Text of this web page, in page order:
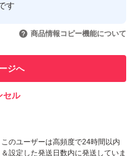
引を完了させた実績があります
での取引実績があります
このユーザーは高頻度で24時間以内
＆設定した発送日数内に発送していま
す
商品情報コピー機能について
ジへ
セル